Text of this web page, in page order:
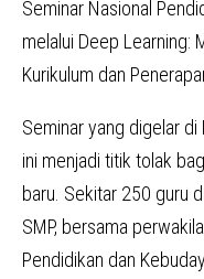
Seminar Nasional
melalui Deep Learning:
Kurikulum dan
Seminar yang digelar di
ini menjadi titik tolak
baru. Sekitar 250 guru
SMP, bersama
Pendidikan dan